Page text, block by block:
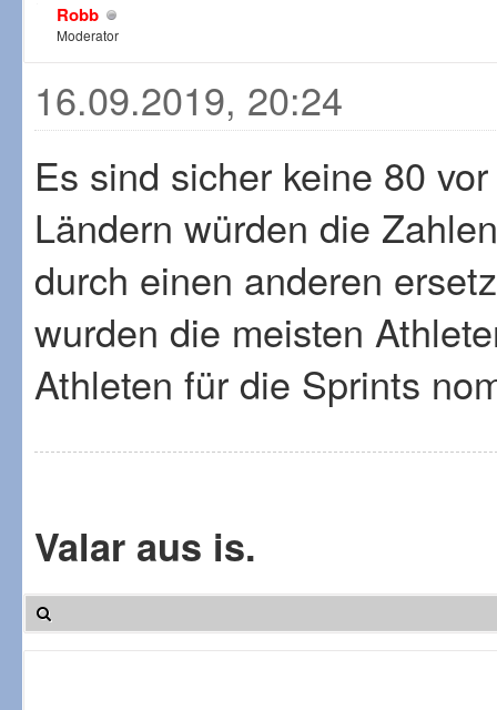
Robb
Moderator
16.09.2019, 20:24
Es sind sicher keine 80
Ländern würden die
durch einen anderen
wurden die meisten
Athleten für die Sprints
Valar aus is.